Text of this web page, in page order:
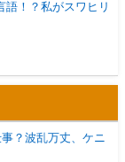
語！？私がスワヒリ
？波乱万丈、ケニ